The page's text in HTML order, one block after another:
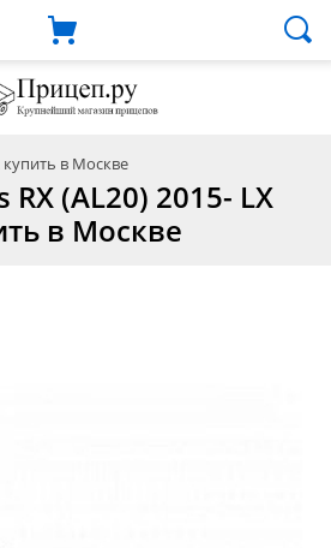
в Москве
(AL20) 2015- LX
в Москве